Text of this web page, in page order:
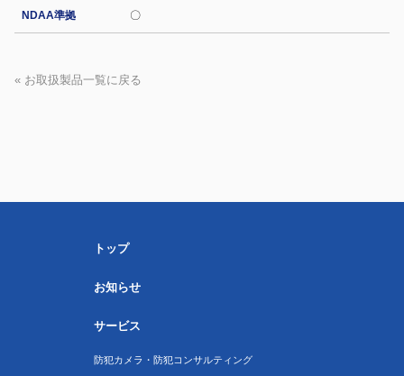
NDAA準拠 〇
« お取扱製品一覧に戻る
トップ
お知らせ
サービス
防犯カメラ・防犯コンサルティング